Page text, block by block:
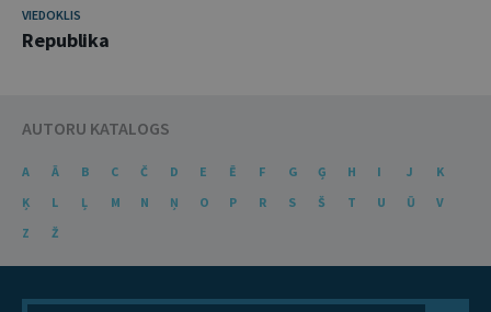
VIEDOKLIS
Republika
AUTORU KATALOGS
A Ā B C Č D E Ē F G Ģ H I J
K
Ķ
L Ļ M N Ņ O P R S Š T U Ū
V
Z
Ž